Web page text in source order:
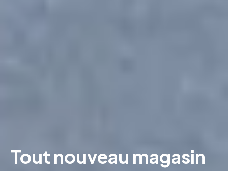
Tout nouveau magasin